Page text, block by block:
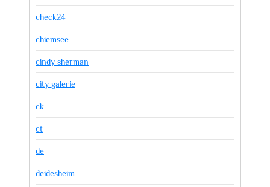
check24
chiemsee
cindy sherman
city galerie
ck
ct
de
deidesheim